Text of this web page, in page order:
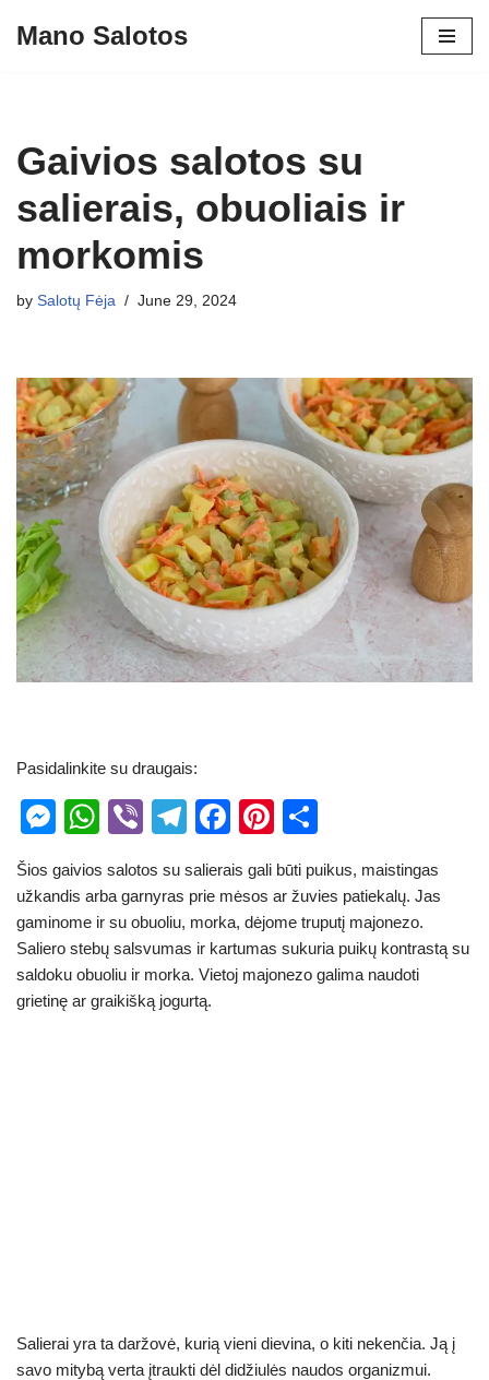
Mano Salotos
Gaivios salotos su
salierais, obuoliais ir
morkomis
by Salotų Fėja June 29, 2024
Pasidalinkite su draugais:
M
ss
e
n
g
W
at
s
A
p
Vi
er
T
e
gr
a
m
F
c
e
b
o
Pi
er
e
st
ar
e
Šios gaivios salotos su salierais gali būti puikus, maistingas
užkandis arba garnyras prie mėsos ar žuvies patiekalų. Jas
gaminome ir su obuoliu, morka, dėjome truputį majonezo.
Saliero stebų salsvumas ir kartumas sukuria puikų kontrastą su
saldoku obuoliu ir morka. Vietoj majonezo galima naudoti
grietinę ar graikišką jogurtą.
Salierai yra ta daržovė, kurią vieni dievina, o kiti nekenčia. Ją į
savo mitybą verta įtraukti dėl didžiulės naudos organizmui.